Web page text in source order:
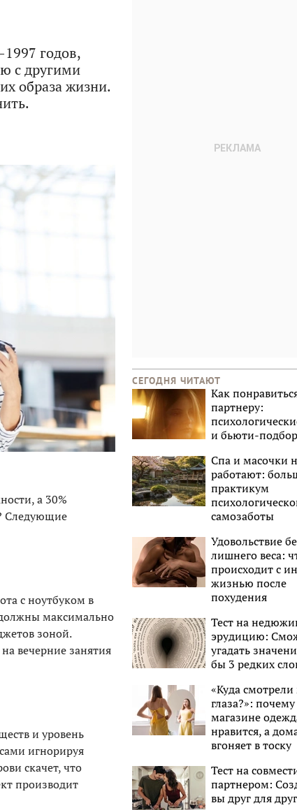
годов,
с другими
образа жизни.
а 30%
Следующие
с ноутбуком в
максимально
зоной.
вечерние занятия
и уровень
игнорируя
скачет, что
производит
СЕГОДНЯ ЧИТАЮТ
Как
партнеру:
и бьюти-
Спа и масочки
работают:
практикум
самозаботы
Удовольствие
лишнего веса:
происходит с
жизнью после
похудения
Тест на
эрудицию:
угадать
бы 3 редких
«Куда
глаза?»: почему
магазине
нравится, а
вгоняет в тоску
Тест на
партнером:
вы друг для